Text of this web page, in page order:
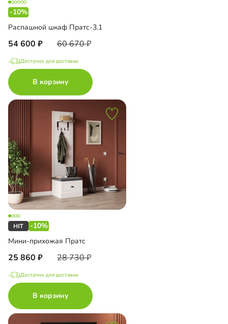
-10%
Распашной шкаф Пратс-3.1
54 600 60 670
Доступно для доставки
В корзину
-10%
Мини-прихожая Пратс
25 860 28 730
Доступно для доставки
В корзину